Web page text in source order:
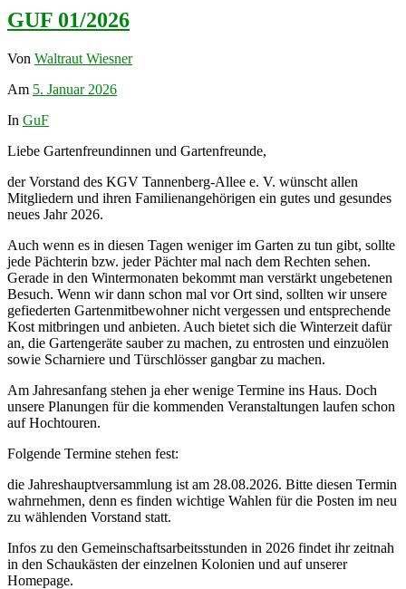
GUF 01/2026
Von Waltraut Wiesner
Am 5. Januar 2026
In GuF
Liebe Gartenfreundinnen und Gartenfreunde,
der Vorstand des KGV Tannenberg-Allee e. V. wünscht allen
Mitgliedern und ihren Familienangehörigen ein gutes und gesundes
neues Jahr 2026.
Auch wenn es in diesen Tagen weniger im Garten zu tun gibt, sollte
jede Pächterin bzw. jeder Pächter mal nach dem Rechten sehen.
Gerade in den Wintermonaten bekommt man verstärkt ungebetenen
Besuch. Wenn wir dann schon mal vor Ort sind, sollten wir unsere
gefiederten Gartenmitbewohner nicht vergessen und entsprechende
Kost mitbringen und anbieten. Auch bietet sich die Winterzeit dafür
an, die Gartengeräte sauber zu machen, zu entrosten und einzuölen
sowie Scharniere und Türschlösser gangbar zu machen.
Am Jahresanfang stehen ja eher wenige Termine ins Haus. Doch
unsere Planungen für die kommenden Veranstaltungen laufen schon
auf Hochtouren.
Folgende Termine stehen fest:
die Jahreshauptversammlung ist am 28.08.2026. Bitte diesen Termin
wahrnehmen, denn es finden wichtige Wahlen für die Posten im neu
zu wählenden Vorstand statt.
Infos zu den Gemeinschaftsarbeitsstunden in 2026 findet ihr zeitnah
in den Schaukästen der einzelnen Kolonien und auf unserer
Homepage.